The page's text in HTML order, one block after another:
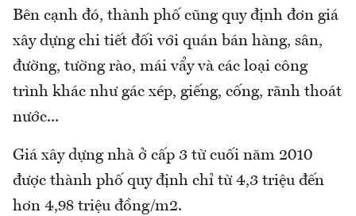
Bên cạnh đó, thành phố cũng quy định đơn giá
xây dựng chi tiết đối với quán bán hàng, sân,
đường, tường rào, mái vẩy và các loại công
trình khác như gác xép, giếng, cống, rãnh thoát
nước...
Giá xây dựng nhà ở cấp 3 từ cuối năm 2010
được thành phố quy định chỉ từ 4,3 triệu đến
hơn 4,98 triệu đồng/m2.